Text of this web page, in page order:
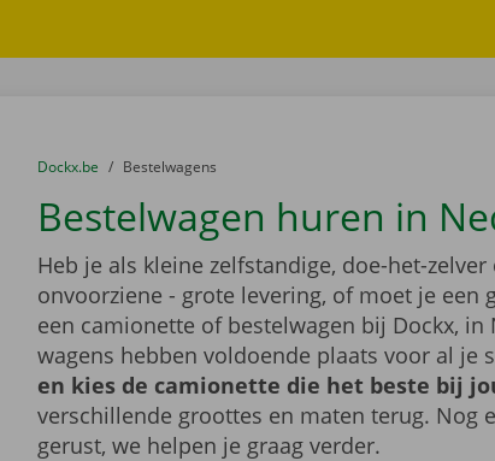
U bevindt zich hier:
van
Dockx.be naar
Bestelwagens
Bestelwagen huren in
Heb je als kleine zelfstandige, doe-het-
onvoorziene - grote levering, of moet je een
een camionette of bestelwagen bij Dockx, in
wagens hebben voldoende plaats voor al je
en kies de camionette die het beste bij
verschillende groottes en maten terug. Nog
gerust, we helpen je graag verder.